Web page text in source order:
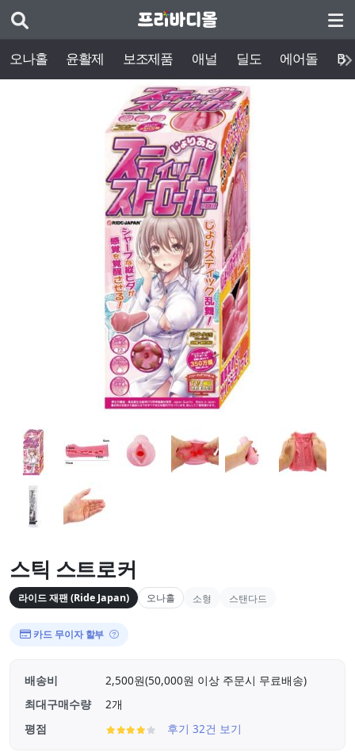
오나홀 윤활제 보조제품 애널 딜도 에어돌
스틱 스트로커
라이드 재팬 (Ride Japan) 오나홀 소형 스탠다드
카드 무이자 할부
배송비
2,500원(50,000원 이상 주문시 무료배송)
최대구매수량
2개
평점
후기 32건 보기